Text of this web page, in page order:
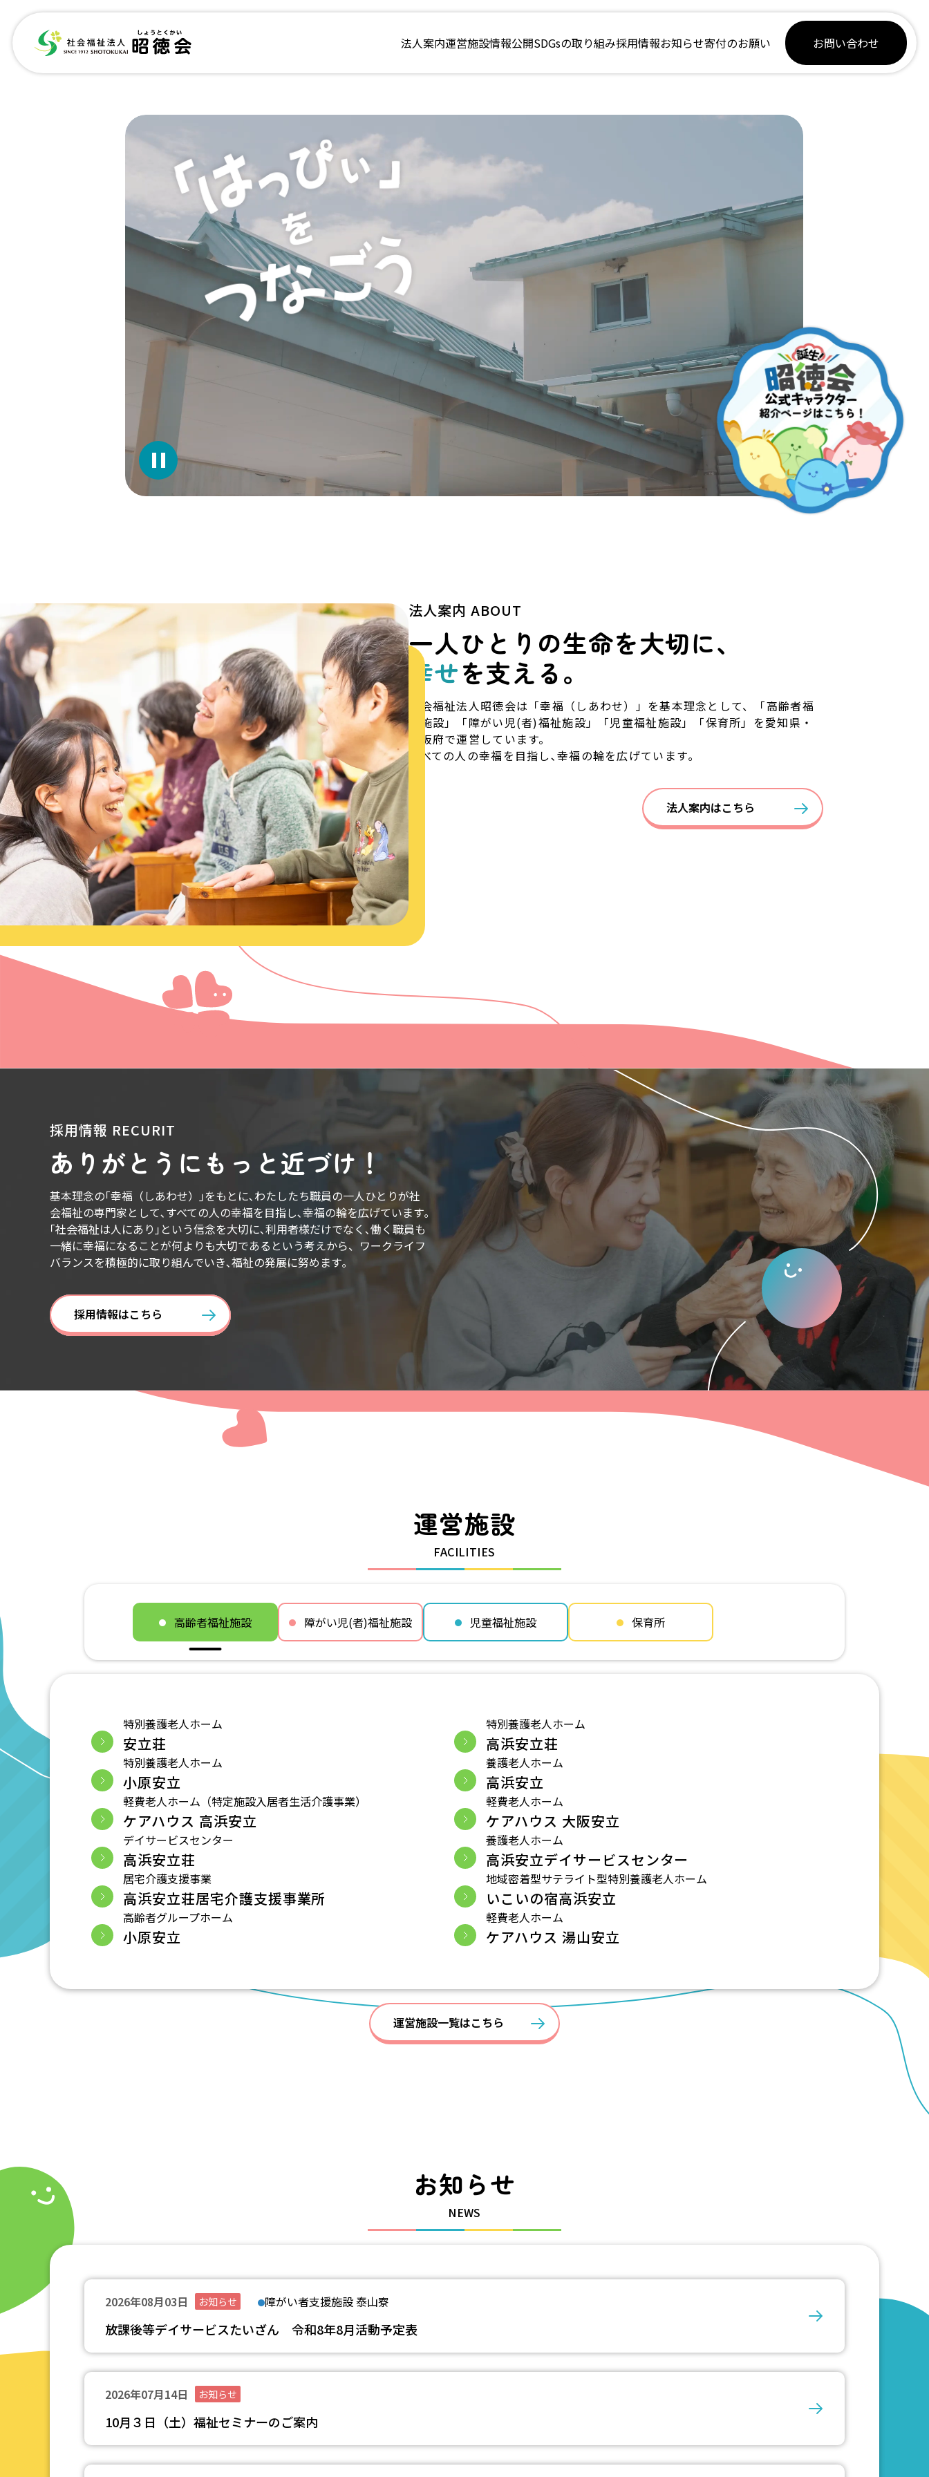
法人案内運営施設情報公開SDGsの取り組み採用情報お知らせ寄付のお願い お問い合わせ
法人案内ABOUT
一人ひとりの生命を大切に、
幸せを支える。
社会福祉法人昭徳会は「幸福（しあわせ）」を基本理念として、「高齢者福
祉施設」「障がい児(者)福祉施設」「児童福祉施設」「保育所」を愛知県・
大阪府で運営しています。
すべての人の幸福を目指し､幸福の輪を広げています｡
法人案内はこちら
採用情報 RECURIT
ありがとうに もっと近づけ！
基本理念の｢幸福（しあわせ）｣をもとに､わたしたち職員の一人ひとりが社
会福祉の専門家として､すべての人の幸福を目指し､幸福の輪を広げています｡
｢社会福祉は人にあり｣という信念を大切に､利用者様だけでなく､働く職員も
一緒に幸福になることが何よりも大切であるという考えから、ワークライフ
バランスを積極的に取り組んでいき､福祉の発展に努めます｡
採用情報はこちら
運営施設
FACILITIES
高齢者福祉施設 障がい児(者)福祉施設 児童福祉施設 保育所
特別養護老人ホーム
安立荘
特別養護老人ホーム
高浜安立荘
特別養護老人ホーム
小原安立
養護老人ホーム
高浜安立
軽費老人ホーム（特定施設入居者生活介護事業）
ケアハウス 高浜安立
軽費老人ホーム
ケアハウス 大阪安立
デイサービスセンター
高浜安立荘
養護老人ホーム
高浜安立デイサービスセンター
居宅介護支援事業
高浜安立荘居宅介護支援事業所
地域密着型サテライト型特別養護老人ホーム
いこいの宿高浜安立
高齢者グループホーム
小原安立
軽費老人ホーム
ケアハウス 湯山安立
運営施設一覧はこちら
お知らせ
NEWS
2026年08月03日 お知らせ 障がい者支援施設 泰山寮
放課後等デイサービスたいざん 令和8年8月活動予定表
2026年07月14日 お知らせ
10月３日（土）福祉セミナーのご案内